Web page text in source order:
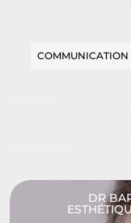
COMMUNICATION
DR